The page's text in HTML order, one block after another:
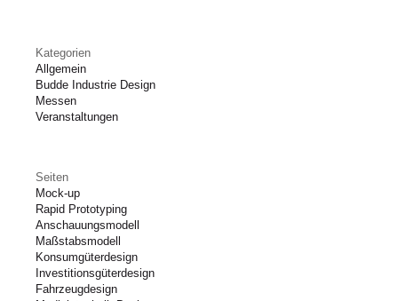
Kategorien
Allgemein
Budde Industrie Design
Messen
Veranstaltungen
Seiten
Mock-up
Rapid Prototyping
Anschauungsmodell
Maßstabsmodell
Konsumgüterdesign
Investitionsgüterdesign
Fahrzeugdesign